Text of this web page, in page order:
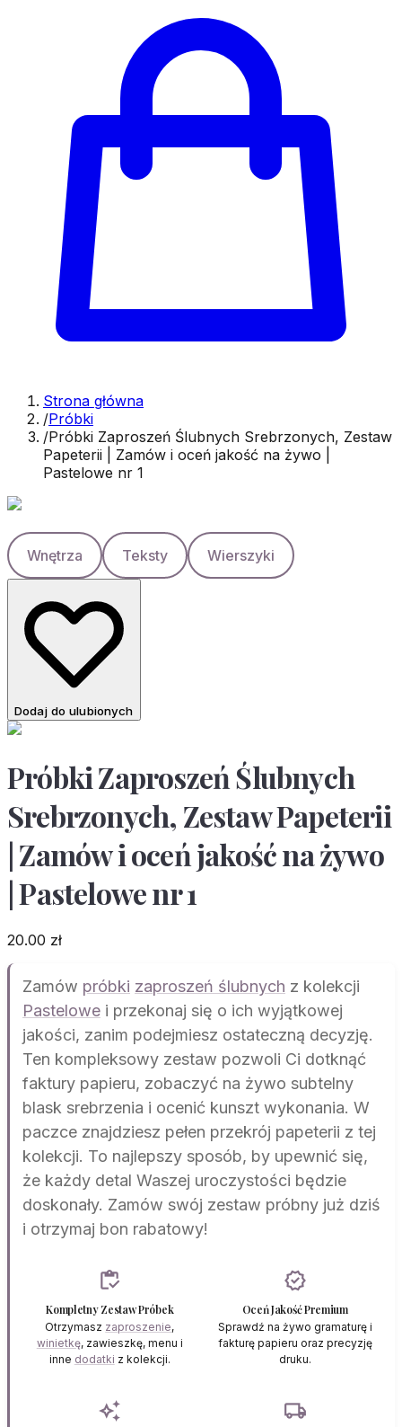
Strona główna
/Próbki
/Próbki Zaproszeń Ślubnych Srebrzonych, Zestaw
Papeterii | Zamów i oceń jakość na żywo |
Pastelowe nr 1
Wnętrza Teksty Wierszyki
Dodaj do ulubionych
Próbki Zaproszeń Ślubnych
Srebrzonych, Zestaw Papeterii
| Zamów i oceń jakość na żywo
| Pastelowe nr 1
20.00 zł
Zamów próbki zaproszeń ślubnych z kolekcji
Pastelowe i przekonaj się o ich wyjątkowej
jakości, zanim podejmiesz ostateczną decyzję.
Ten kompleksowy zestaw pozwoli Ci dotknąć
faktury papieru, zobaczyć na żywo subtelny
blask srebrzenia i ocenić kunszt wykonania. W
paczce znajdziesz pełen przekrój papeterii z tej
kolekcji. To najlepszy sposób, by upewnić się,
że każdy detal Waszej uroczystości będzie
doskonały. Zamów swój zestaw próbny już dziś
i otrzymaj bon rabatowy!
inventory
Kompletny Zestaw Próbek
Otrzymasz zaproszenie,
winietkę, zawieszkę, menu i
inne dodatki z kolekcji.
verified
Oceń Jakość Premium
Sprawdź na żywo gramaturę i
fakturę papieru oraz precyzję
druku.
auto_awesome local_shipping